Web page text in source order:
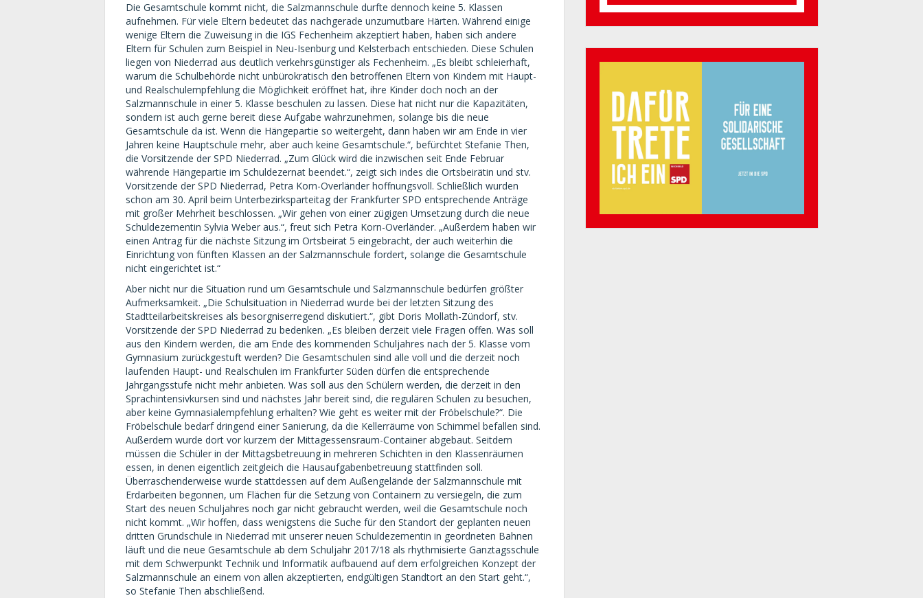
Die Gesamtschule kommt nicht, die Salzmannschule durfte dennoch keine 5. Klassen
aufnehmen. Für viele Eltern bedeutet das nachgerade unzumutbare Härten. Während einige
wenige Eltern die Zuweisung in die IGS Fechenheim akzeptiert haben, haben sich andere
Eltern für Schulen zum Beispiel in Neu-Isenburg und Kelsterbach entschieden. Diese Schulen
liegen von Niederrad aus deutlich verkehrsgünstiger als Fechenheim. „Es bleibt schleierhaft,
warum die Schulbehörde nicht unbürokratisch den betroffenen Eltern von Kindern mit Haupt-
und Realschulempfehlung die Möglichkeit eröffnet hat, ihre Kinder doch noch an der
Salzmannschule in einer 5. Klasse beschulen zu lassen. Diese hat nicht nur die Kapazitäten,
sondern ist auch gerne bereit diese Aufgabe wahrzunehmen, solange bis die neue
Gesamtschule da ist. Wenn die Hängepartie so weitergeht, dann haben wir am Ende in vier
Jahren keine Hauptschule mehr, aber auch keine Gesamtschule.“, befürchtet Stefanie Then,
die Vorsitzende der SPD Niederrad. „Zum Glück wird die inzwischen seit Ende Februar
währende Hängepartie im Schuldezernat beendet.“, zeigt sich indes die Ortsbeirätin und stv.
Vorsitzende der SPD Niederrad, Petra Korn-Overländer hoffnungsvoll. Schließlich wurden
schon am 30. April beim Unterbezirksparteitag der Frankfurter SPD entsprechende Anträge
mit großer Mehrheit beschlossen. „Wir gehen von einer zügigen Umsetzung durch die neue
Schuldezernentin Sylvia Weber aus.“, freut sich Petra Korn-Overländer. „Außerdem haben wir
einen Antrag für die nächste Sitzung im Ortsbeirat 5 eingebracht, der auch weiterhin die
Einrichtung von fünften Klassen an der Salzmannschule fordert, solange die Gesamtschule
nicht eingerichtet ist.“
Aber nicht nur die Situation rund um Gesamtschule und Salzmannschule bedürfen größter
Aufmerksamkeit. „Die Schulsituation in Niederrad wurde bei der letzten Sitzung des
Stadtteilarbeitskreises als besorgniserregend diskutiert.“, gibt Doris Mollath-Zündorf, stv.
Vorsitzende der SPD Niederrad zu bedenken. „Es bleiben derzeit viele Fragen offen. Was soll
aus den Kindern werden, die am Ende des kommenden Schuljahres nach der 5. Klasse vom
Gymnasium zurückgestuft werden? Die Gesamtschulen sind alle voll und die derzeit noch
laufenden Haupt- und Realschulen im Frankfurter Süden dürfen die entsprechende
Jahrgangsstufe nicht mehr anbieten. Was soll aus den Schülern werden, die derzeit in den
Sprachintensivkursen sind und nächstes Jahr bereit sind, die regulären Schulen zu besuchen,
aber keine Gymnasialempfehlung erhalten? Wie geht es weiter mit der Fröbelschule?“. Die
Fröbelschule bedarf dringend einer Sanierung, da die Kellerräume von Schimmel befallen sind.
Außerdem wurde dort vor kurzem der Mittagessensraum-Container abgebaut. Seitdem
müssen die Schüler in der Mittagsbetreuung in mehreren Schichten in den Klassenräumen
essen, in denen eigentlich zeitgleich die Hausaufgabenbetreuung stattfinden soll.
Überraschenderweise wurde stattdessen auf dem Außengelände der Salzmannschule mit
Erdarbeiten begonnen, um Flächen für die Setzung von Containern zu versiegeln, die zum
Start des neuen Schuljahres noch gar nicht gebraucht werden, weil die Gesamtschule noch
nicht kommt. „Wir hoffen, dass wenigstens die Suche für den Standort der geplanten neuen
dritten Grundschule in Niederrad mit unserer neuen Schuldezernentin in geordneten Bahnen
läuft und die neue Gesamtschule ab dem Schuljahr 2017/18 als rhythmisierte Ganztagsschule
mit dem Schwerpunkt Technik und Informatik aufbauend auf dem erfolgreichen Konzept der
Salzmannschule an einem von allen akzeptierten, endgültigen Standtort an den Start geht.“,
so Stefanie Then abschließend.